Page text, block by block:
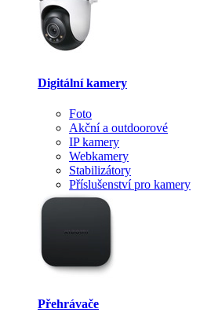
Digitální kamery
Foto
Akční a outdoorové
IP kamery
Webkamery
Stabilizátory
Příslušenství pro kamery
Přehrávače